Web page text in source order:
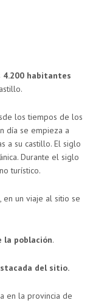
4.200 habitantes
los tiempos de los
día se empieza a
a su castillo. El siglo
Durante el siglo
turístico.
un viaje al sitio se
la población.
del sitio.
en la provincia de